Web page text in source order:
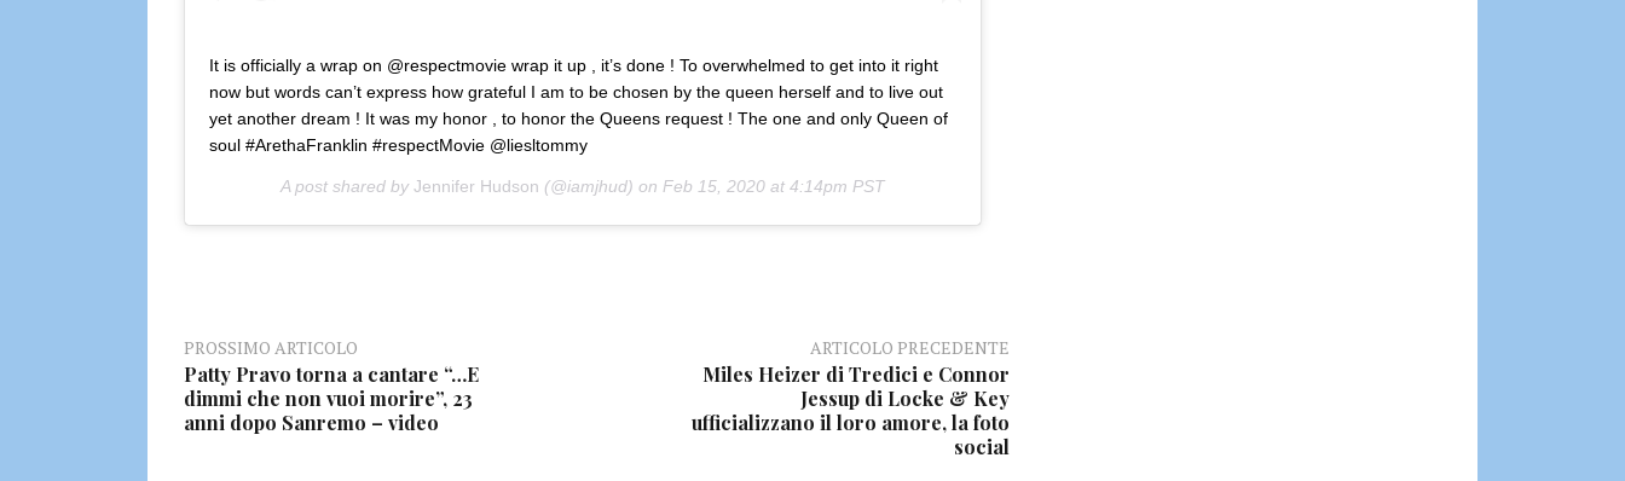
It is officially a wrap on @respectmovie wrap it up , it’s done ! To overwhelmed to get into it right
now but words can’t express how grateful I am to be chosen by the queen herself and to live out
yet another dream ! It was my honor , to honor the Queens request ! The one and only Queen of
soul #ArethaFranklin #respectMovie @liesltommy
A post shared by Jennifer Hudson (@iamjhud) on Feb 15, 2020 at 4:14pm PST
PROSSIMO ARTICOLO
Patty Pravo torna a cantare “…E
dimmi che non vuoi morire”, 23
anni dopo Sanremo – video
ARTICOLO PRECEDENTE
Miles Heizer di Tredici e Connor
Jessup di Locke & Key
ufficializzano il loro amore, la foto
social